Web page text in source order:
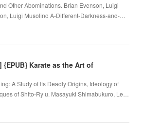
Other Abominations. Brian Evenson, Luigi
Luigi Musolino A-Different-Darkness-and-…
{EPUB} Karate as the Art of
A Study of Its Deadly Origins, Ideology of
of Shito-Ry u. Masayuki Shimabukuro, Le…